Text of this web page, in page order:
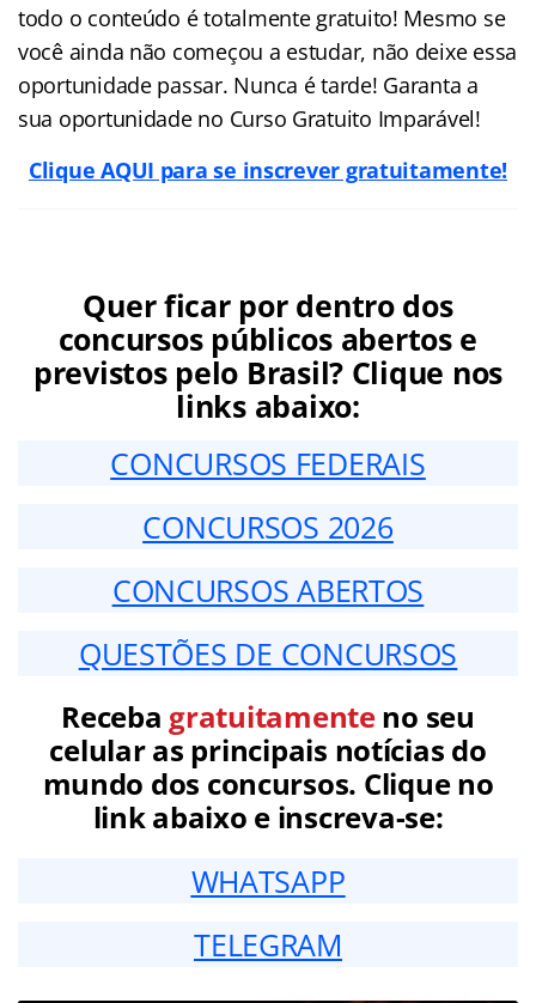
todo o conteúdo é totalmente gratuito! Mesmo se
você ainda não começou a estudar, não deixe essa
oportunidade passar. Nunca é tarde! Garanta a
sua oportunidade no Curso Gratuito Imparável!
Clique AQUI para se inscrever gratuitamente!
Quer ficar por dentro dos
concursos públicos abertos e
previstos pelo Brasil? Clique nos
links abaixo:
CONCURSOS FEDERAIS
CONCURSOS 2026
CONCURSOS ABERTOS
QUESTÕES DE CONCURSOS
Receba gratuitamenteno seu
celular as principais notícias do
mundo dos concursos. Clique no
link abaixo e inscreva-se:
WHATSAPP
TELEGRAM